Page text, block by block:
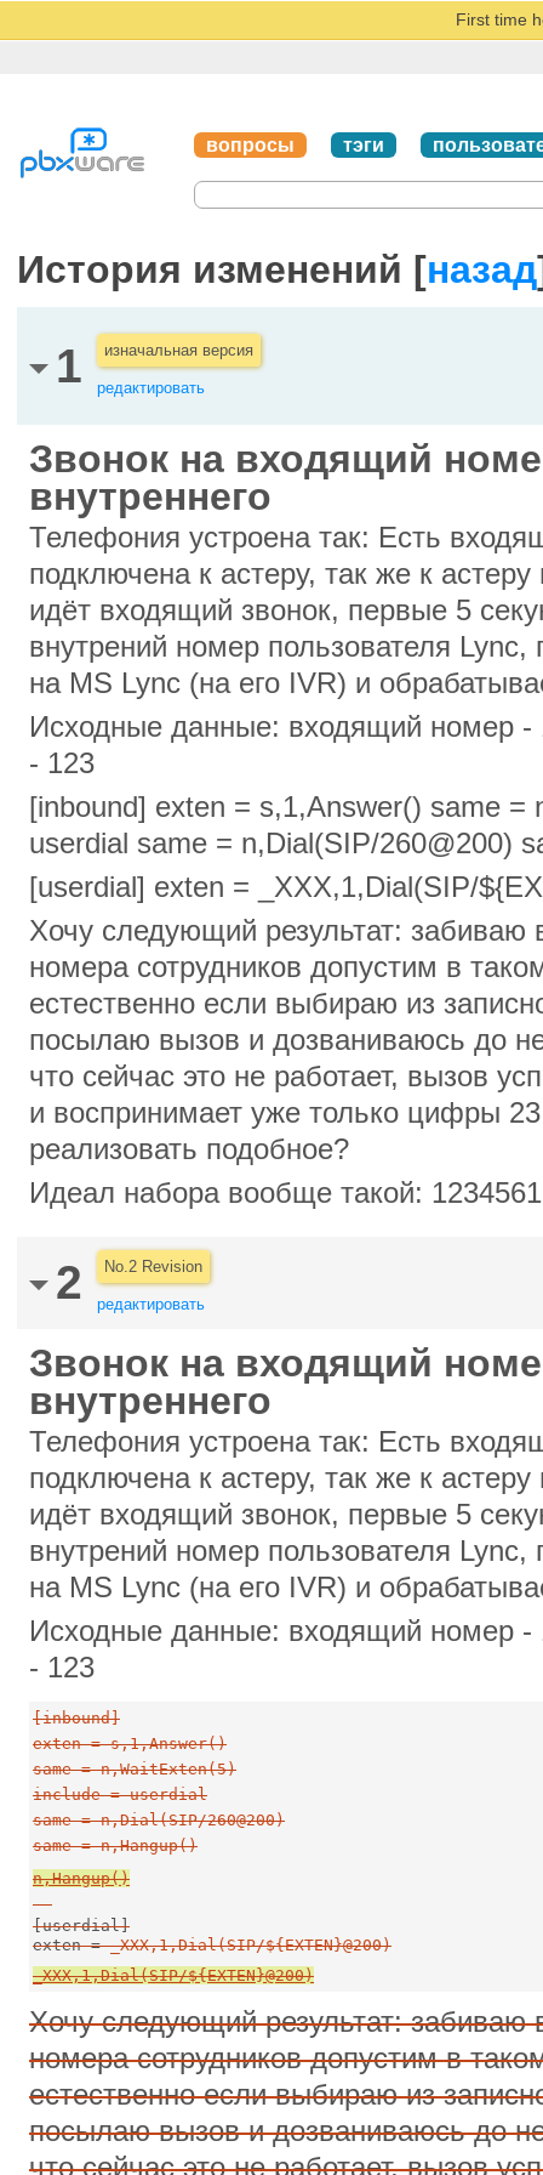
First time
вопросы тэги
История изменений [назад
1 изначальная версия
редактировать
Звонок на входящий
внутреннего
Телефония устроена так: Есть
подключена к астеру, так же к
идёт входящий звонок, первые 5
внутрений номер пользователя Lync,
на MS Lync (на его IVR) и
Исходные данные: входящий номер -
- 123
[inbound] exten = s,1,Answer() same =
userdial same = n,Dial(SIP/260@200)
[userdial] exten = _XXX,1,Dial(SIP/
Хочу следующий результат: забиваю
номера сотрудников допустим в
естественно если выбираю из
посылаю вызов и дозваниваюсь до
что сейчас это не работает, вызов
и воспринимает уже только цифры
реализовать подобное?
Идеал набора вообще такой:
2 No.2 Revision
редактировать
Звонок на входящий
внутреннего
Телефония устроена так: Есть
подключена к астеру, так же к
идёт входящий звонок, первые 5
внутрений номер пользователя Lync,
на MS Lync (на его IVR) и
Исходные данные: входящий номер -
- 123
[inbound]
exten = s,1,Answer()
same = n,WaitExten(5)
include = userdial
same = n,Dial(SIP/260@200)
same = n,Hangup()
[userdial]
exten = _XXX,1,Dial(SIP/${EXTEN}@200)
Хочу следующий результат: забиваю
номера сотрудников допустим в
естественно если выбираю из
посылаю вызов и дозваниваюсь до
что сейчас это не работает, вызов